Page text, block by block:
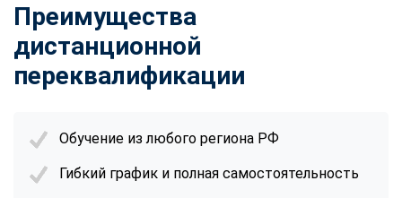
Преимущества
дистанционной
переквалификации
Обучение из любого региона РФ
Гибкий график и полная самостоятельность